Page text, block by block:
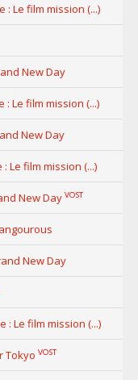
: Le film mission (...)
New Day
: Le film mission (...)
New Day
: Le film mission (...)
New Day VOST
New Day
: Le film mission (...)
Tokyo VOST